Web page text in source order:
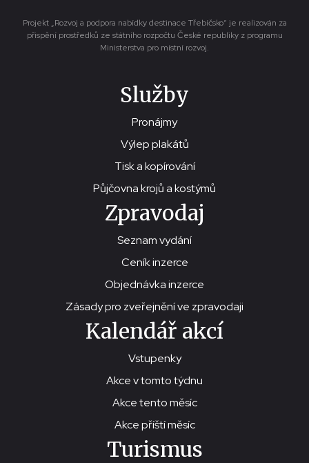
Projekt „Rozvoj a podpora nabídky destinace Třebíčsko“ je realizován za
přispění prostředků ze státního rozpočtu České republiky z programu
Ministerstva pro místní rozvoj.
Služby
Pronájmy
Výlep plakátů
Tisk a kopírování
Půjčovna krojů a kostýmů
Zpravodaj
Seznam vydání
Ceník inzerce
Objednávka inzerce
Zásady pro zveřejnění ve zpravodaji
Kalendář akcí
Vstupenky
Akce v tomto týdnu
Akce tento měsíc
Akce příští měsíc
Turismus